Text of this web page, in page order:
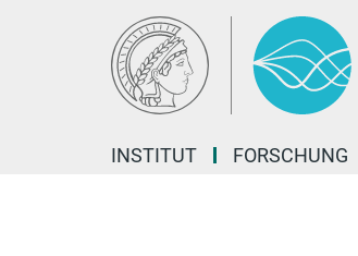
INSTITUT FORSCHUNG